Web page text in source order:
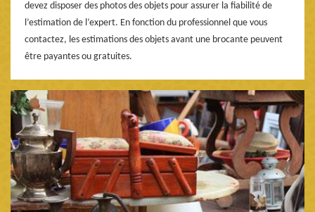
devez disposer des photos des objets pour assurer la fiabilité de
l’estimation de l’expert. En fonction du professionnel que vous
contactez, les estimations des objets avant une brocante peuvent
être payantes ou gratuites.